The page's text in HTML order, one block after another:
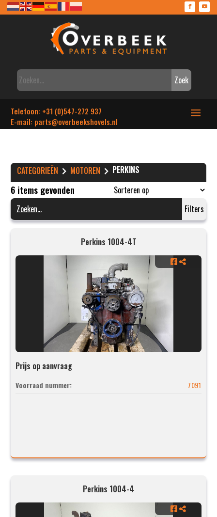
Zoek
Telefoon: +31 (0)547-272 937
E-mail: parts@overbeekshovels.nl
CATEGORIEËN MOTOREN PERKINS
6 items gevonden
Filters
Perkins 1004-4T
Prijs op aanvraag
Voorraad nummer: 7091
Perkins 1004-4